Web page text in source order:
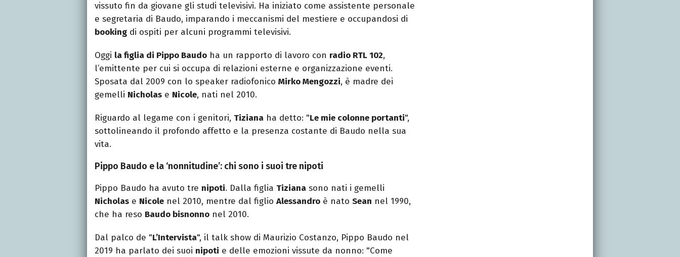
vissuto fin da giovane gli studi televisivi. Ha iniziato come assistente personale
e segretaria di Baudo, imparando i meccanismi del mestiere e occupandosi di
booking di ospiti per alcuni programmi televisivi.
Oggi la figlia di Pippo Baudo ha un rapporto di lavoro con radio RTL 102,
l’emittente per cui si occupa di relazioni esterne e organizzazione eventi.
Sposata dal 2009 con lo speaker radiofonico Mirko Mengozzi, è madre dei
gemelli Nicholas e Nicole, nati nel 2010.
Riguardo al legame con i genitori, Tiziana ha detto: "Le mie colonne portanti",
sottolineando il profondo affetto e la presenza costante di Baudo nella sua
vita.
Pippo Baudo e la ‘nonnitudine’: chi sono i suoi tre nipoti
Pippo Baudo ha avuto tre nipoti. Dalla figlia Tiziana sono nati i gemelli
Nicholas e Nicole nel 2010, mentre dal figlio Alessandro è nato Sean nel 1990,
che ha reso Baudo bisnonno nel 2010.
Dal palco de "L’Intervista", il talk show di Maurizio Costanzo, Pippo Baudo nel
2019 ha parlato dei suoi nipoti e delle emozioni vissute da nonno: "Come